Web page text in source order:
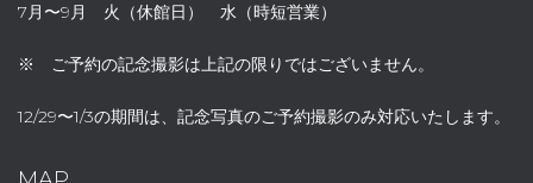
7月〜9月 火（休館日） 水（時短営業）
※ ご予約の記念撮影は上記の限りではございません。
12/29〜1/3の期間は、記念写真のご予約撮影のみ対応いたします。